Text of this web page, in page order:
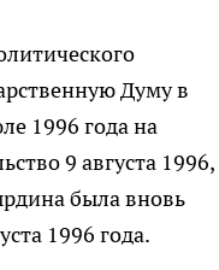
Думу в
1996 года на
9 августа 1996,
была вновь
1996 года.